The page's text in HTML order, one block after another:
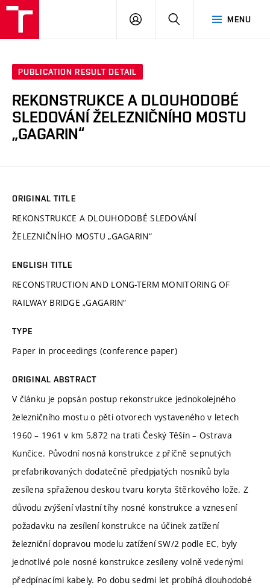
MENU
LOG
SEARCH
PUBLICATION RESULT DETAIL
REKONSTRUKCE A DLOUHODOBÉ
SLEDOVÁNÍ ŽELEZNIČNÍHO MOSTU
„GAGARIN“
ORIGINAL TITLE
REKONSTRUKCE A DLOUHODOBÉ SLEDOVÁNÍ
ŽELEZNIČNÍHO MOSTU „GAGARIN“
ENGLISH TITLE
RECONSTRUCTION AND LONG-TERM MONITORING OF
RAILWAY BRIDGE „GAGARIN“
TYPE
Paper in proceedings (conference paper)
ORIGINAL ABSTRACT
V článku je popsán postup rekonstrukce jednokolejného
železničního mostu o pěti otvorech vystaveného v letech
1960 – 1961 v km 5,872 na trati Český Těšín – Ostrava
Kunčice. Původní nosná konstrukce z příčně sepnutých
prefabrikovaných dodatečně předpjatých nosníků byla
zesílena spřaženou deskou tvaru koryta štěrkového lože. Z
důvodu zvýšení vlastní tíhy nosné konstrukce a vznesení
požadavku na zesílení konstrukce na účinek zatížení
železniční dopravou modelu zatížení SW/2 podle EC, byly
jednotlivé pole nosné konstrukce zesíleny volně vedenými
předpínacími kabely. Po dobu sedmi let probíhá dlouhodobé